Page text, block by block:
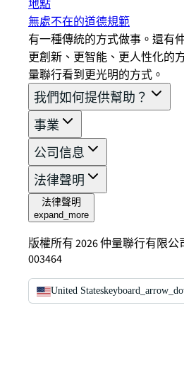
地點
無處不在的道德規範
有一種傳統的方式做事。還有
更創新、更智能、更人性化的
量聯行看到更光明的方式。
我們如何提供幫助？
事業
公司信息
法律聲明
法律聲明
expand_more
版權所有 2026 仲量聯行有限公
003464
United States